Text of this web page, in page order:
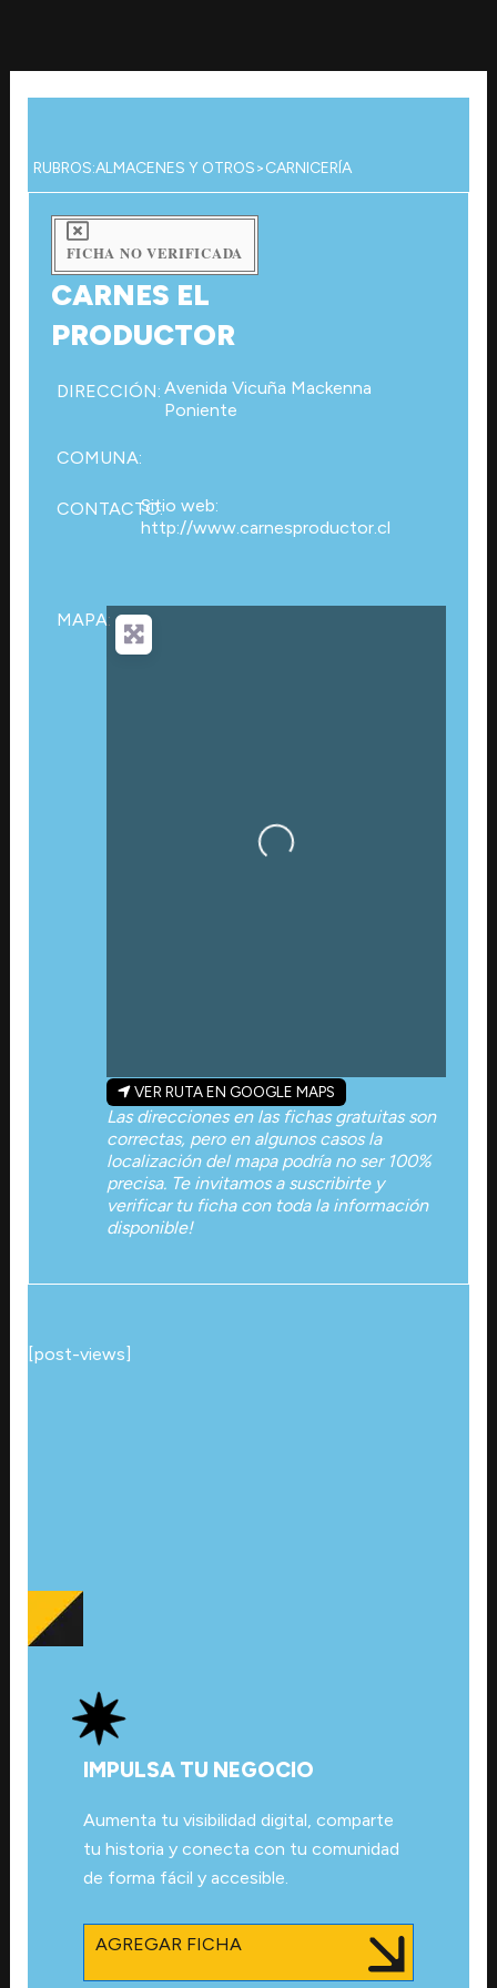
contenido
RUBROS:ALMACENES Y OTROS>CARNICERÍA
FICHA NO VERIFICADA
CARNES EL
PRODUCTOR
DIRECCIÓN: Avenida Vicuña Mackenna
Poniente
COMUNA:
CONTACTO:Sitio web:
http://www.carnesproductor.cl
MAPA:
Cargando…
VER RUTA EN GOOGLE MAPS
Las direcciones en las fichas gratuitas son
correctas, pero en algunos casos la
localización del mapa podría no ser 100%
precisa. Te invitamos a suscribirte y
verificar tu ficha con toda la información
disponible!
[post-views]
IMPULSA TU NEGOCIO
Aumenta tu visibilidad digital, comparte
tu historia y conecta con tu comunidad
de forma fácil y accesible.
AGREGAR FICHA